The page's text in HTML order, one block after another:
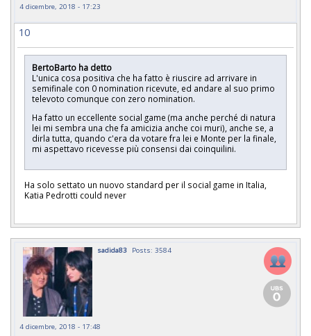
4 dicembre, 2018 - 17:23
10
BertoBarto ha detto
L'unica cosa positiva che ha fatto è riuscire ad arrivare in
semifinale con 0 nomination ricevute, ed andare al suo primo
televoto comunque con zero nomination.
Ha fatto un eccellente social game (ma anche perché di natura
lei mi sembra una che fa amicizia anche coi muri), anche se, a
dirla tutta, quando c'era da votare fra lei e Monte per la finale,
mi aspettavo ricevesse più consensi dai coinquilini.
Ha solo settato un nuovo standard per il social game in Italia,
Katia Pedrotti could never
sadida83 Posts: 3584
4 dicembre, 2018 - 17:48